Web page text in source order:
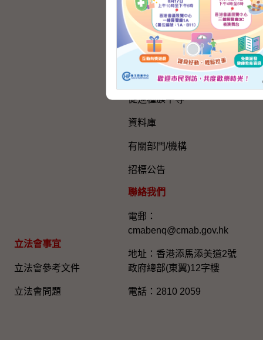
立法會事宜
立法會參考文件
立法會問題
含空間數據計劃）
刊物
政府建築物、設施和服務的
無障礙事宜
促進種族平等
資料庫
有關部門/機構
招標公告
聯絡我們
電郵：
cmabenq@cmab.gov.hk​
地址：香港添馬添美道2號
政府總部(東翼)12字樓
電話：2810 2059